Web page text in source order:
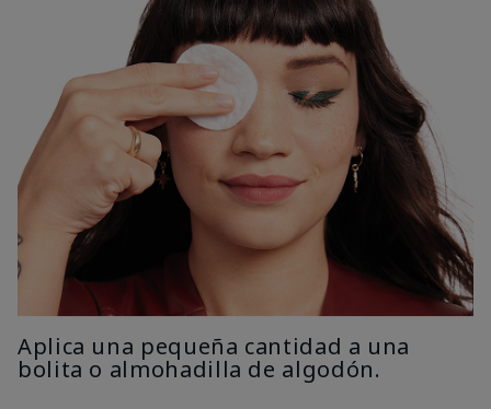
Aplica una pequeña cantidad a una
bolita o almohadilla de algodón.